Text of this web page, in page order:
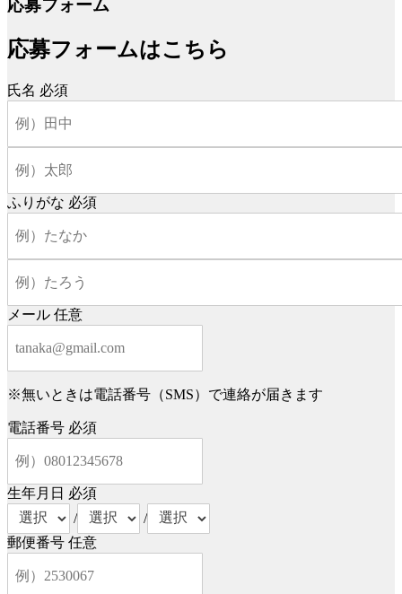
応募フォーム
応募フォームはこちら
氏名 必須
ふりがな 必須
メール 任意
※無いときは電話番号（SMS）で連絡が届きます
電話番号 必須
生年月日 必須
/
/
郵便番号 任意